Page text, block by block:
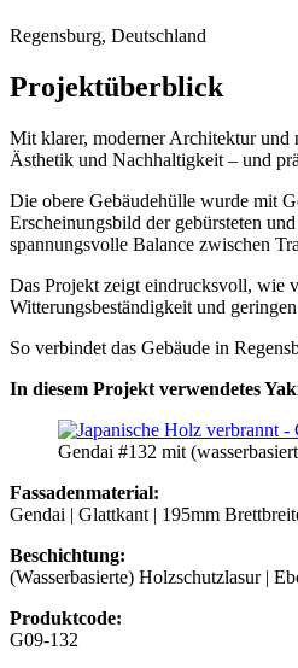
Regensburg, Deutschland
Projektüberblick
Mit klarer, moderner Architektur und
Ästhetik und Nachhaltigkeit – und
Die obere Gebäudehülle wurde mit
Erscheinungsbild der gebürsteten
spannungsvolle Balance zwischen
Das Projekt zeigt eindrucksvoll, wie
Witterungsbeständigkeit und
So verbindet das Gebäude in
In diesem Projekt verwendetes
Gendai #132 mit
Fassadenmaterial:
Gendai | Glattkant | 195mm
Beschichtung:
(Wasserbasierte) Holzschutzlasur |
Produktcode:
G09-132